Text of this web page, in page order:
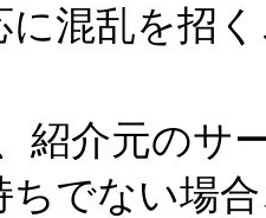
に混乱を招
紹介元のサ
ちでない場